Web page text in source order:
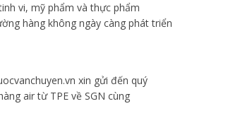
vi, mỹ phẩm và thực phẩm
hàng không ngày càng phát triển
xin gửi đến quý
air từ TPE về SGN cùng